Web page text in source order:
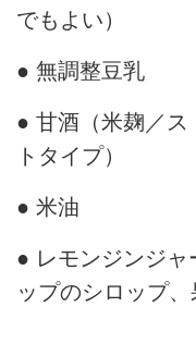
でもよい）
● 無調整豆乳
● 甘酒（米麹／ス
トタイプ）
● 米油
● レモンジンジャ
ップのシロップ、